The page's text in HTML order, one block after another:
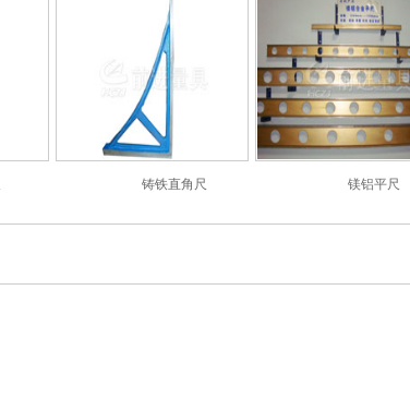
铸铁直角尺 镁铝平尺